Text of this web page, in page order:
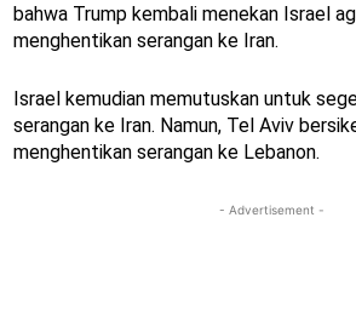
bahwa Trump kembali menekan Israel
menghentikan serangan ke Iran.
Israel kemudian memutuskan untuk
serangan ke Iran. Namun, Tel Aviv
menghentikan serangan ke Lebanon.
- Advertisement -